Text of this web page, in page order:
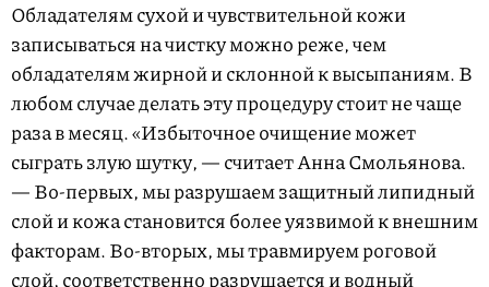
Обладателям сухой и чувствительной кожи
записываться на чистку можно реже, чем
обладателям жирной и склонной к высыпаниям. В
любом случае делать эту процедуру стоит не чаще
раза в месяц. «Избыточное очищение может
сыграть злую шутку, — считает Анна Смольянова.
— Во-первых, мы разрушаем защитный липидный
слой и кожа становится более уязвимой к внешним
факторам. Во-вторых, мы травмируем роговой
слой, соответственно разрушается и водный